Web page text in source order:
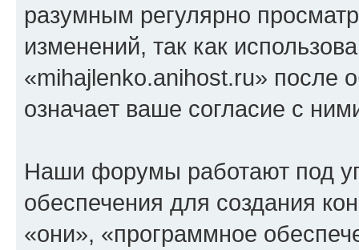
разумным регулярно
изменений, так как
«mihajlenko.anihost.ru» после
означает ваше согласие с
Наши форумы работают под
обеспечения для создания
«они», «программное